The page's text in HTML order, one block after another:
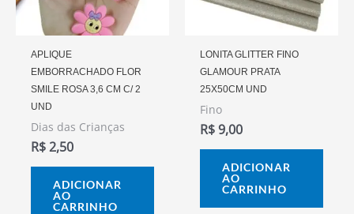
APLIQUE
EMBORRACHADO FLOR
SMILE ROSA 3,6 CM C/ 2
UND
Dias das Crianças
R$2,50
ADICIONAR
AO
CARRINHO
LONITA GLITTER FINO
GLAMOUR PRATA
25X50CM UND
Fino
R$9,00
ADICIONAR
AO
CARRINHO